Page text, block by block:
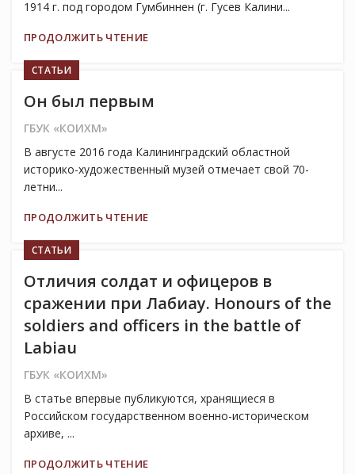
1914 г. под городом Гумбиннен (г. Гусев Калини...
ПРОДОЛЖИТЬ ЧТЕНИЕ
СТАТЬИ
Он был первым
ГБУК «КОИХМ»
В августе 2016 года Калининградский областной
историко-художественный музей отмечает свой 70-
летни...
ПРОДОЛЖИТЬ ЧТЕНИЕ
СТАТЬИ
Отличия солдат и офицеров в
сражении при Лабиау. Honours of the
soldiers and officers in the battle of
Labiau
ГБУК «КОИХМ»
В статье впервые публикуются, хранящиеся в
Российском государственном военно-историческом
архиве, ...
ПРОДОЛЖИТЬ ЧТЕНИЕ